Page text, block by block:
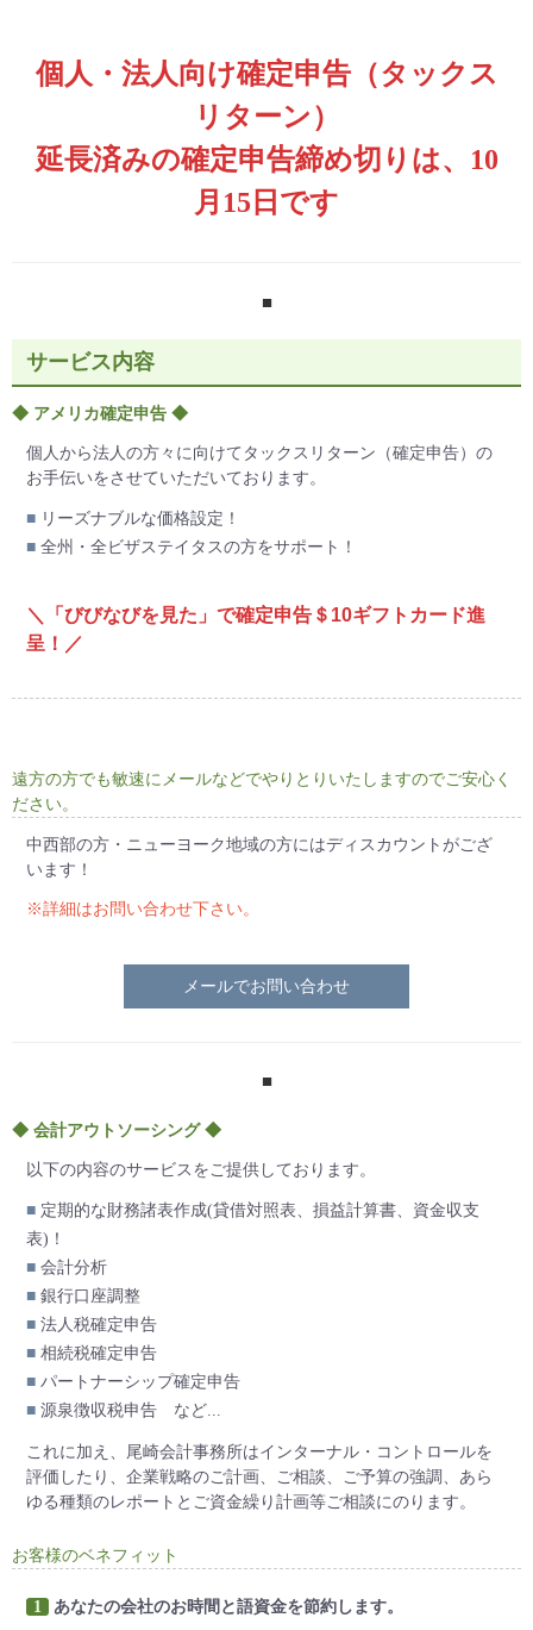
個人・法人向け確定申告（タックス
リターン）
延長済みの確定申告締め切りは、10
月15日です
サービス内容
◆ アメリカ確定申告 ◆
個人から法人の方々に向けてタックスリターン（確定申告）の
お手伝いをさせていただいております。
■ リーズナブルな価格設定！
■ 全州・全ビザステイタスの方をサポート！
＼「びびなびを見た」で確定申告＄10ギフトカード進
呈！／
遠方の方でも敏速にメールなどでやりとりいたしますのでご安心く
ださい。
中西部の方・ニューヨーク地域の方にはディスカウントがござ
います！
※詳細はお問い合わせ下さい。
メールでお問い合わせ
◆ 会計アウトソーシング ◆
以下の内容のサービスをご提供しております。
■ 定期的な財務諸表作成(貸借対照表、損益計算書、資金収支
表)！
■ 会計分析
■ 銀行口座調整
■ 法人税確定申告
■ 相続税確定申告
■ パートナーシップ確定申告
■ 源泉徴収税申告 など...
これに加え、尾崎会計事務所はインターナル・コントロールを
評価したり、企業戦略のご計画、ご相談、ご予算の強調、あら
ゆる種類のレポートとご資金繰り計画等ご相談にのります。
お客様のベネフィット
1 あなたの会社のお時間と語資金を節約します。